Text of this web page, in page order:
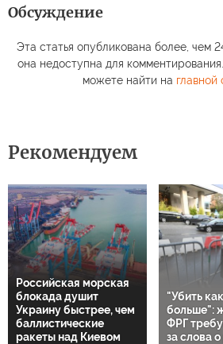
Обсуждение
Эта статья опубликована более, чем
она недоступна для
можете найти на главной
Рекомендуем
Российская морская
блокада душит
Украину быстрее, чем
баллистические
ракеты над Киевом
"Убить
больше":
ФРГ
за слова